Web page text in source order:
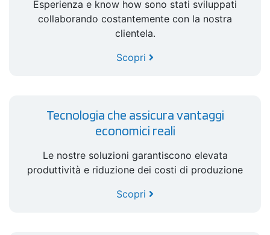
Esperienza e know how sono stati sviluppati
collaborando costantemente con la nostra
clientela.
Scopri
Tecnologia che assicura vantaggi
economici reali
Le nostre soluzioni garantiscono elevata
produttività e riduzione dei costi di produzione
Scopri